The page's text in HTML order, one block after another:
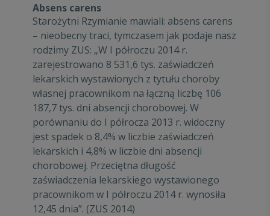
Absens carens
Starożytni Rzymianie mawiali: absens carens
– nieobecny traci, tymczasem jak podaje nasz
rodzimy ZUS: „W I półroczu 2014 r.
zarejestrowano 8 531,6 tys. zaświadczeń
lekarskich wystawionych z tytułu choroby
własnej pracownikom na łączną liczbę 106
187,7 tys. dni absencji chorobowej. W
porównaniu do I półrocza 2013 r. widoczny
jest spadek o 8,4% w liczbie zaświadczeń
lekarskich i 4,8% w liczbie dni absencji
chorobowej. Przeciętna długość
zaświadczenia lekarskiego wystawionego
pracownikom w I półroczu 2014 r. wynosiła
12,45 dnia”. (ZUS 2014)